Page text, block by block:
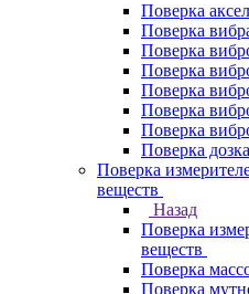
Поверка
Поверка
Поверка
Поверка
Поверка
Поверка
Поверка
Поверка
Поверка
веществ
Назад
Поверка
веществ
Поверка
Поверка